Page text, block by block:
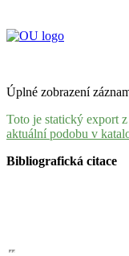
Úplné zobrazení
Toto je statický export
aktuální podobu v
Bibliografická citace